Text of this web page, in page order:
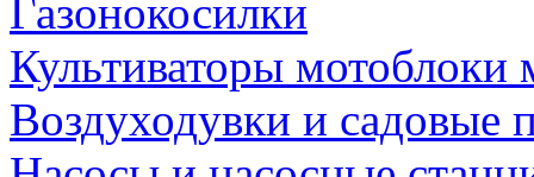
Газонокосилки
Культиваторы мотоблоки
Воздуходувки и садовые